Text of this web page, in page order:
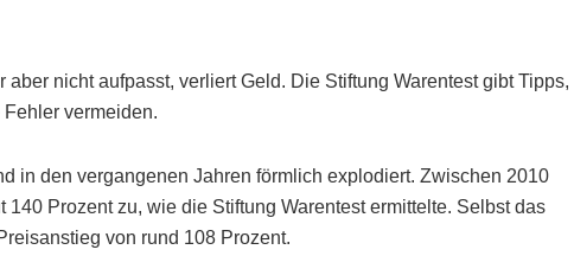
nicht aufpasst, verliert Geld. Die Stiftung Warentest gibt Tipps,
vermeiden.
in den vergangenen Jahren förmlich explodiert. Zwischen 2010
Prozent zu, wie die Stiftung Warentest ermittelte. Selbst das
von rund 108 Prozent.